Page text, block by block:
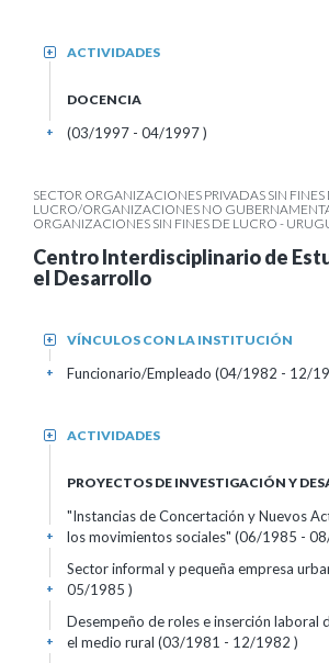
ACTIVIDADES
+
DOCENCIA
(03/1997 - 04/1997 )
+
SECTOR ORGANIZACIONES PRIVADAS SIN FINES
LUCRO/ORGANIZACIONES NO
ORGANIZACIONES SIN FINES DE LUCRO -
Centro Interdisciplinario de
el Desarrollo
VÍNCULOS CON LA INSTITUCIÓN
+
Funcionario/Empleado (04/1982 - 12/
+
ACTIVIDADES
+
PROYECTOS DE INVESTIGACIÓN Y
"Instancias de Concertación y Nuevos
los movimientos sociales" (06/1985 -
+
Sector informal y pequeña empresa
05/1985 )
+
Desempeño de roles e inserción laboral
el medio rural (03/1981 - 12/1982 )
+